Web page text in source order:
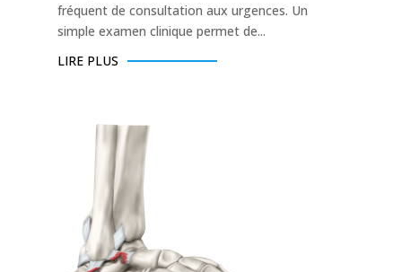
fréquent de consultation aux urgences. Un
simple examen clinique permet de...
LIRE PLUS